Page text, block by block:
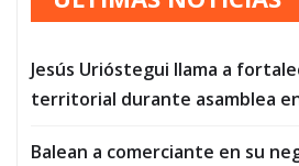
Jesús Urióstegui llama a
territorial durante asamblea
Balean a comerciante en su